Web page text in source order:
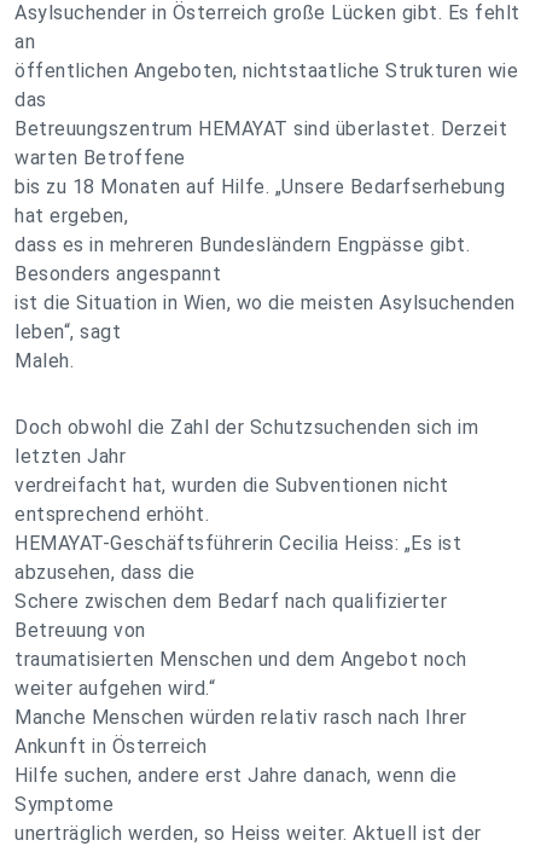
Asylsuchender in Österreich große Lücken gibt. Es fehlt
an
öffentlichen Angeboten, nichtstaatliche Strukturen wie
das
Betreuungszentrum HEMAYAT sind überlastet. Derzeit
warten Betroffene
bis zu 18 Monaten auf Hilfe. „Unsere Bedarfserhebung
hat ergeben,
dass es in mehreren Bundesländern Engpässe gibt.
Besonders angespannt
ist die Situation in Wien, wo die meisten Asylsuchenden
leben“, sagt
Maleh.
Doch obwohl die Zahl der Schutzsuchenden sich im
letzten Jahr
verdreifacht hat, wurden die Subventionen nicht
entsprechend erhöht.
HEMAYAT-Geschäftsführerin Cecilia Heiss: „Es ist
abzusehen, dass die
Schere zwischen dem Bedarf nach qualifizierter
Betreuung von
traumatisierten Menschen und dem Angebot noch
weiter aufgehen wird.“
Manche Menschen würden relativ rasch nach Ihrer
Ankunft in Österreich
Hilfe suchen, andere erst Jahre danach, wenn die
Symptome
unerträglich werden, so Heiss weiter. Aktuell ist der